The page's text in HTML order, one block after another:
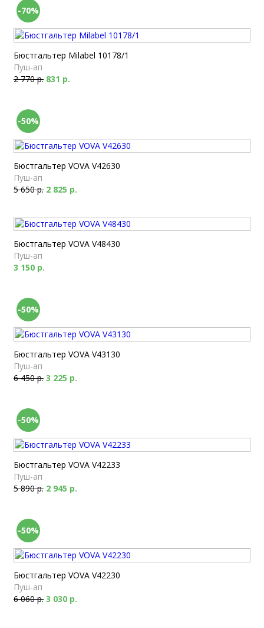
-70%
Бюстгальтер Milabel 10178/1
Пуш-ап
2 770 р. 831 р.
-50%
Бюстгальтер VOVA V42630
Пуш-ап
5 650 р. 2 825 р.
Бюстгальтер VOVA V48430
Пуш-ап
3 150 р.
-50%
Бюстгальтер VOVA V43130
Пуш-ап
6 450 р. 3 225 р.
-50%
Бюстгальтер VOVA V42233
Пуш-ап
5 890 р. 2 945 р.
-50%
Бюстгальтер VOVA V42230
Пуш-ап
6 060 р. 3 030 р.